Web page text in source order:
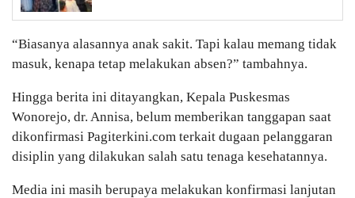
“Biasanya alasannya anak sakit. Tapi kalau memang tidak
masuk, kenapa tetap melakukan absen?” tambahnya.
Hingga berita ini ditayangkan, Kepala Puskesmas
Wonorejo, dr. Annisa, belum memberikan tanggapan saat
dikonfirmasi Pagiterkini.com terkait dugaan pelanggaran
disiplin yang dilakukan salah satu tenaga kesehatannya.
Media ini masih berupaya melakukan konfirmasi lanjutan